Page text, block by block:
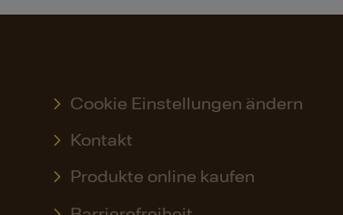
Cookie Einstellungen ändern
Kontakt
Produkte online kaufen